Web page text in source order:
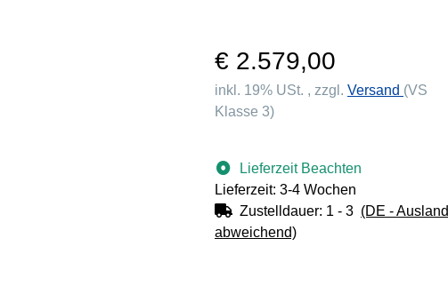
€ 2.579,00
inkl. 19% USt. , zzgl. Versand (VS
Klasse 3)
Lieferzeit Beachten
Lieferzeit: 3-4 Wochen
Zustelldauer: 1 - 3 (DE - Ausland
abweichend)